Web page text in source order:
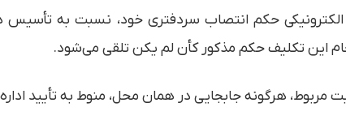
حکم انتصاب سردفتری خود، نسبت به تأسیس
این تکلیف حکم مذکور کأن لم یکن تلقی می‌شود.